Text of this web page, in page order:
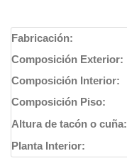
Fabricación:
Composición Exterior:
Composición Interior:
Composición Piso:
Altura de tacón o cuña:
Planta Interior: